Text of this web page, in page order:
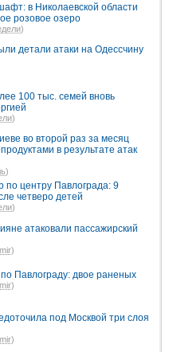
в Николаевской области
розовое озеро
)
детали атаки на Одессчину
100 тыс. семей вновь
)
во второй раз за месяц
в результате атак
)
по центру Павлограда: 9
четверо детей
)
атаковали пассажирский
)
Павлограду: двое раненых
)
под Москвой три слоя
)